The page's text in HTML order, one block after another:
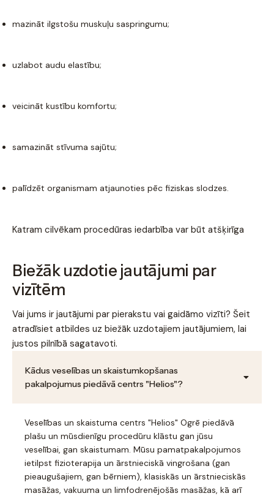
mazināt ilgstošu muskuļu saspringumu;
uzlabot audu elastību;
veicināt kustību komfortu;
samazināt stīvuma sajūtu;
palīdzēt organismam atjaunoties pēc fiziskas slodzes.
Katram cilvēkam procedūras iedarbība var būt atšķirīga
Biežāk uzdotie jautājumi par
vizītēm
Vai jums ir jautājumi par pierakstu vai gaidāmo vizīti? Šeit
atradīsiet atbildes uz biežāk uzdotajiem jautājumiem, lai
justos pilnībā sagatavoti.
Kādus veselības un skaistumkopšanas
pakalpojumus piedāvā centrs "Helios"?
Veselības un skaistuma centrs "Helios" Ogrē piedāvā
plašu un mūsdienīgu procedūru klāstu gan jūsu
veselībai, gan skaistumam. Mūsu pamatpakalpojumos
ietilpst fizioterapija un ārstnieciskā vingrošana (gan
pieaugušajiem, gan bērniem), klasiskās un ārstnieciskās
masāžas, vakuuma un limfodrenējošās masāžas, kā arī